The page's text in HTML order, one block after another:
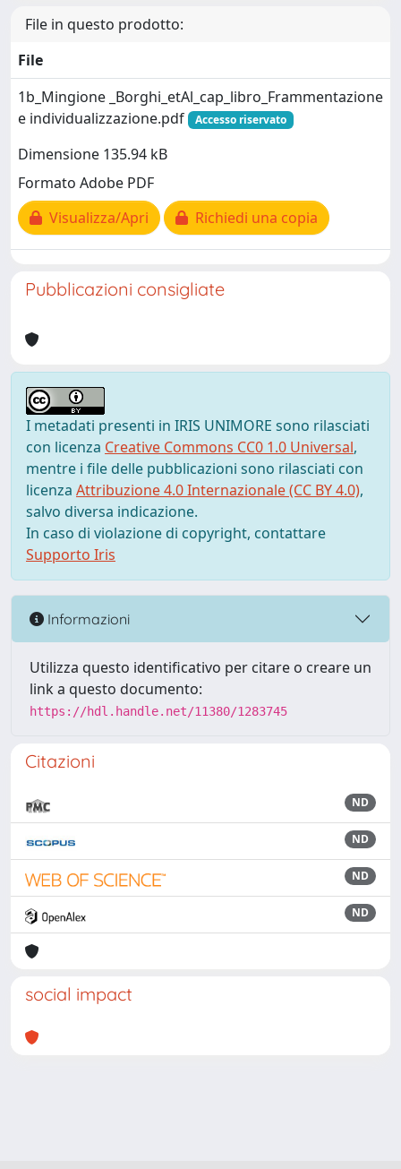
File in questo prodotto:
File
1b_Mingione _Borghi_etAl_cap_libro_Frammentazione
e individualizzazione.pdf
Accesso riservato
Dimensione 135.94 kB
Formato Adobe PDF
Visualizza/Apri
Richiedi una copia
Pubblicazioni consigliate
I metadati presenti in IRIS UNIMORE sono rilasciati
con licenza Creative Commons CC0 1.0 Universal,
mentre i file delle pubblicazioni sono rilasciati con
licenza Attribuzione 4.0 Internazionale (CC BY 4.0),
salvo diversa indicazione.
In caso di violazione di copyright, contattare
Supporto Iris
Informazioni
Utilizza questo identificativo per citare o creare un
link a questo documento:
https://hdl.handle.net/11380/1283745
Citazioni
ND
ND
ND
ND
social impact